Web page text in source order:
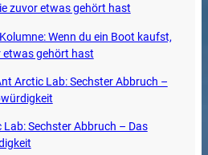
zuvor etwas gehört hast
Wenn du ein Boot kaufst,
etwas gehört hast
Arctic Lab: Sechster Abbruch –
Sechster Abbruch – Das